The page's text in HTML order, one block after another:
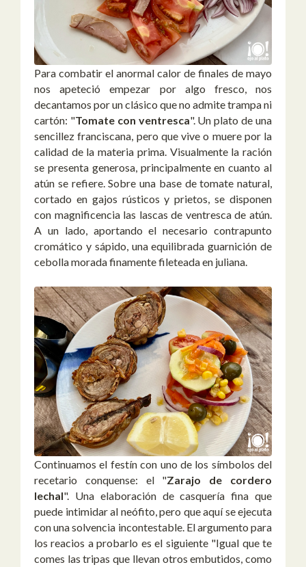
Para combatir el anormal calor de finales de mayo
nos apeteció empezar por algo fresco, nos
decantamos por un clásico que no admite trampa ni
cartón: "Tomate con ventresca". Un plato de una
sencillez franciscana, pero que vive o muere por la
calidad de la materia prima. Visualmente la ración
se presenta generosa, principalmente en cuanto al
atún se refiere. Sobre una base de tomate natural,
cortado en gajos rústicos y prietos, se disponen
con magnificencia las lascas de ventresca de atún.
A un lado, aportando el necesario contrapunto
cromático y sápido, una equilibrada guarnición de
cebolla morada finamente fileteada en juliana.
Continuamos el festín con uno de los símbolos del
recetario conquense: el "Zarajo de cordero
lechal". Una elaboración de casquería fina que
puede intimidar al neófito, pero que aquí se ejecuta
con una solvencia incontestable. El argumento para
los reacios a probarlo es el siguiente "Igual que te
comes las tripas que llevan otros embutidos, como